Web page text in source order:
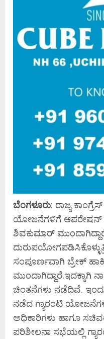
ಬೆಂಗಳೂರು: ರಾಜ್ಯ
ಯೋಜನೆಗಳಿಗೆ ಆಪರೇಷನ್
ಶಿವಕುಮಾರ್
ಸಂಪೂರ್ಣವಾಗಿ ಬ್ರೇಕ್
ಮುಂದಾಗಿದ್ದಾರೆ.ಇದಕ್ಕಾಗಿ
ಚಿಂತನೆಗಳು ನಡೆದಿವೆ.
ನಡೆದ ಗ್ಯಾರಂಟಿ
ಅಧಿಕಾರಿಗಳು ಹಾಗೂ
ಪರಿಶೀಲನಾ ಸಭೆಯಲ್ಲಿ